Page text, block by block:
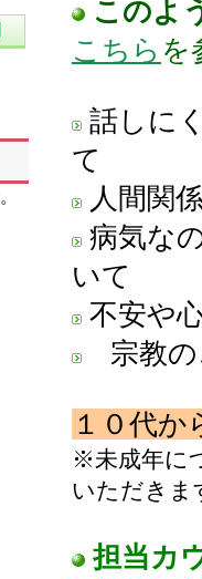
このよ
こちら を
話しに
て
人間関
病気な
いて
不安や
宗教の
１０代
※未成年に
いただきま
担当カ
。